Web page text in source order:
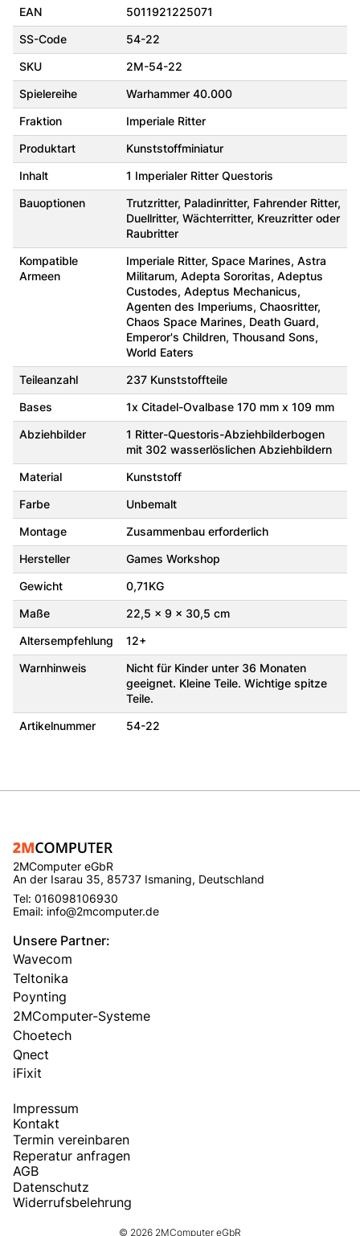
EAN
5011921225071
SS-Code 54-22
SKU 2M-54-22
Spielereihe Warhammer 40.000
Fraktion Imperiale Ritter
Produktart Kunststoffminiatur
Inhalt 1 Imperialer Ritter Questoris
Bauoptionen
Trutzritter, Paladinritter, Fahrender Ritter,
Duellritter, Wächterritter, Kreuzritter oder
Raubritter
Kompatible
Armeen
Imperiale Ritter, Space Marines, Astra
Militarum, Adepta Sororitas, Adeptus
Custodes, Adeptus Mechanicus,
Agenten des Imperiums, Chaosritter,
Chaos Space Marines, Death Guard,
Emperor's Children, Thousand Sons,
World Eaters
Teileanzahl 237 Kunststoffteile
Bases 1x Citadel-Ovalbase 170 mm x 109 mm
Abziehbilder
1 Ritter-Questoris-Abziehbilderbogen
mit 302 wasserlöslichen Abziehbildern
Material Kunststoff
Farbe Unbemalt
Montage Zusammenbau erforderlich
Hersteller Games Workshop
Gewicht 0,71KG
Maße 22,5 x 9 x 30,5 cm
Altersempfehlung 12+
Warnhinweis
Nicht für Kinder unter 36 Monaten
geeignet. Kleine Teile. Wichtige spitze
Teile.
Artikelnummer 54-22
2MComputer eGbR
An der Isarau 35, 85737 Ismaning, Deutschland
Tel: 016098106930
Email: info@2mcomputer.de
Unsere Partner:
Wavecom
Teltonika
Poynting
2MComputer-Systeme
Choetech
Qnect
iFixit
Impressum
Kontakt
Termin vereinbaren
Reperatur anfragen
AGB
Datenschutz
Widerrufsbelehrung
© 2026 2MComputer eGbR